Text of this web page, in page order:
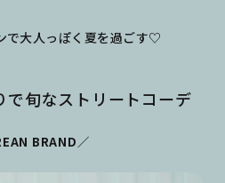
で大人っぽく夏を過ごす♡
で旬なストリートコーデ
BRAND／